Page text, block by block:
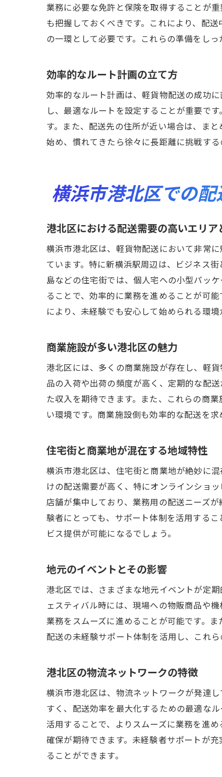
業務に必要な免許と保険を取得することが
も把握しておくべきです。これにより、配
の一環として必要です。これらの準備をし
効率的なルート計画の立て方
効率的なルート計画は、軽貨物配送の成功
し、最適なルートを設定することが重要で
す。また、配送先の住所が近い場合は、ま
始め、慣れてきたら徐々に長距離に挑戦す
横浜市港北区での
港北区における配送需要の高いエリア
横浜市港北区は、軽貨物配送において非常
ています。特に新横浜駅周辺は、ビジネス
島などの住宅街では、個人宅への小型パッ
ることで、効率的に業務を進めることが可
により、未経験でも安心して始められる環境
商業施設が多い港北区の魅力
港北区には、多くの商業施設が存在し、軽
品の入荷や出荷の頻度が高く、定期的な配
た収入を期待できます。また、これらの商
い環境です。商業施設側も効率的な配送を
住宅街と商業地が混在する地域特性
横浜市港北区は、住宅街と商業地が絶妙に
けの配送需要が高く、特にオンラインショ
店舗が集中しており、業務用の配送ニーズ
験者にとっても、サポート体制を活用する
ビス提供が可能になるでしょう。
地元のイベントとその影響
港北区では、さまざまな地元イベントが定
ェスティバル時には、現場への物販商品や
業務をスムーズに進めることが可能です。
配送の未経験サポート体制を活用し、これ
港北区の物流ネットワークの特徴
横浜市港北区は、物流ネットワークが発達
すく、配送効率を最大化するための最適な
活用することで、よりスムーズに業務を進
確保が期待できます。未経験者サポートが
ることができます。